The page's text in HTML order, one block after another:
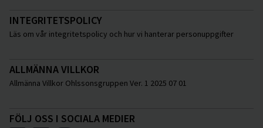
INTEGRITETSPOLICY
Läs om vår integritetspolicy och hur vi hanterar personuppgifter
ALLMÄNNA VILLKOR
Allmänna Villkor Ohlssonsgruppen Ver. 1 2025 07 01
FÖLJ OSS I SOCIALA MEDIER